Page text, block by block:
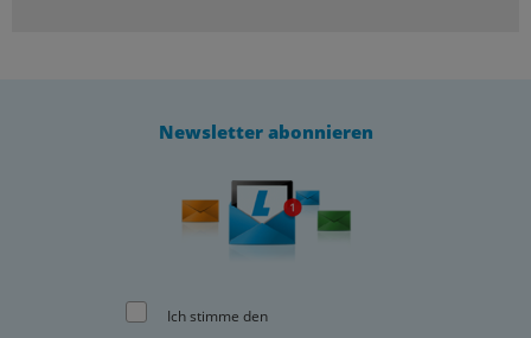
Newsletter abonnieren
Ich stimme den